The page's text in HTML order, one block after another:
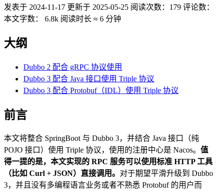
发表于 2024-11-17 更新于 2025-05-25 阅读次数： 179 评论数：
本文字数：
6.8k 阅读时长 ≈ 6 分钟
大纲
Dubbo 2 配合 gRPC 协议使用
Dubbo 3 配合 Java 接口使用 Triple 协议
Dubbo 3 配合 Protobuf（IDL）使用 Triple 协议
前言
本文将整合 SpringBoot 与 Dubbo 3，并结合 Java 接口（纯
POJO 接口）使用 Triple 协议，使用的注册中心是 Nacos。 值
得一提的是，本文实现的 RPC 服务可以使用标准 HTTP 工具
（比如 Curl + JSON）直接调用。 对于期望平滑升级到 Dubbo
3，并且没有多编程语言业务或者不熟悉 Protobuf 的用户而